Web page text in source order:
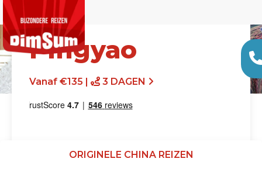
Pingyao
Vanaf €135 | 3 DAGEN
ORIGINELE CHINA REIZEN